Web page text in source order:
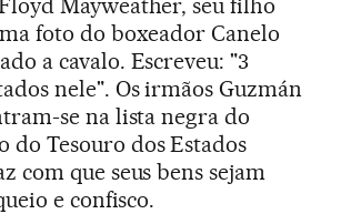
Mayweather, seu filho
foto do boxeador Canelo
a cavalo. Escreveu: "3
nele". Os irmãos Guzmán
se na lista negra do
do Tesouro dos Estados
com que seus bens sejam
e confisco.